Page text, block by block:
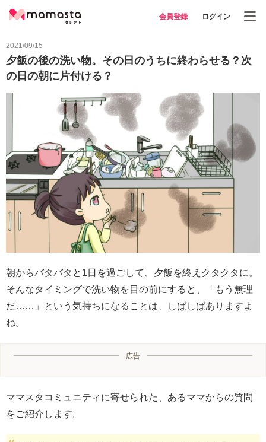
会員登録 ログイン
2021/09/15
夕飯の後の洗い物。その日のうちに終わらせる？次
の日の朝に片付ける？
朝からバタバタと1日を過ごして、夕飯を終えクタクタに。
そんなタイミングで洗い物を目の前にすると、「もう無理
だ……」という気持ちになることは、しばしばありますよ
ね。
広告
ママスタコミュニティに寄せられた、あるママからの質問
をご紹介します。